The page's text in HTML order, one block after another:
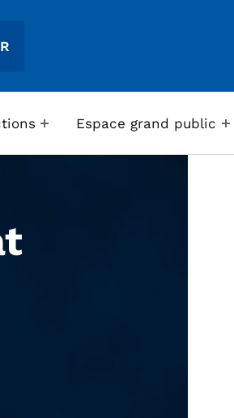
Espace grand public